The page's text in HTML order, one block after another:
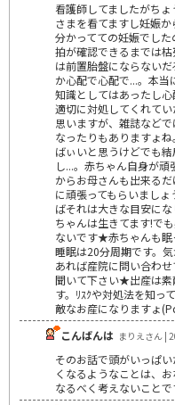
看護師してましたがち
さまを看てますし妊娠
分かってての妊娠でし
拍が確認できるまでは
は前置胎盤にならない
か心配で心配で...。本当
知識としてはあったし
適切に対処してくれて
思いますが、雑誌など
なったりもありますょ
ばぃいと思うけどでも
し...。赤ちゃん自身が
からお母さんも出来る
に頑張ってもらいまし
ばそれは大きな目安に
ちゃんは生きてます!で
ないです★赤ちゃんも眠
睡眠は20分周期です。
あれば産院に問い合わ
聞いて下さい★出産は素
す。ﾘｽｸや対処法を知っ
敵なお産になりますょ
こんばんは まりえさん |
そのお話で頭がいっぱ
くなるようなことは、
なるべく考えないことで